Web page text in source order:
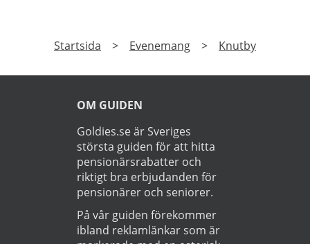
Startsida > Evenemang > Knutby
OM GUIDEN
Goldies.se är Sveriges
största guiden för att hitta
pensionärsrabatter och
riktigt bra erbjudanden för
pensionärer och seniorer.
På vår guiden förekommer
ibland reklamlänkar som är